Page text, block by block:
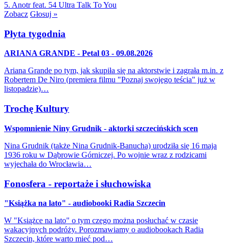
5. Anotr feat. 54 Ultra Talk To You
Zobacz Głosuj »
Płyta tygodnia
ARIANA GRANDE - Petal 03 - 09.08.2026
Ariana Grande po tym, jak skupiła się na aktorstwie i zagrała m.in. z
Robertem De Niro (premiera filmu "Poznaj swojego teścia" już w
listopadzie)…
Trochę Kultury
Wspomnienie Niny Grudnik - aktorki szczecińskich scen
Nina Grudnik (także Nina Grudnik-Banucha) urodziła się 16 maja
1936 roku w Dąbrowie Górniczej. Po wojnie wraz z rodzicami
wyjechała do Wrocławia…
Fonosfera - reportaże i słuchowiska
"Książka na lato" - audiobooki Radia Szczecin
W "Książce na lato" o tym czego można posłuchać w czasie
wakacyjnych podróży. Porozmawiamy o audiobookach Radia
Szczecin, które warto mieć pod…